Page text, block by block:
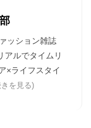
ッション雑誌
アルでタイムリ
×ライフスタイ
きを見る)